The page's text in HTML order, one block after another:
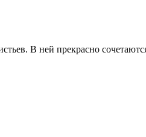
В ней прекрасно